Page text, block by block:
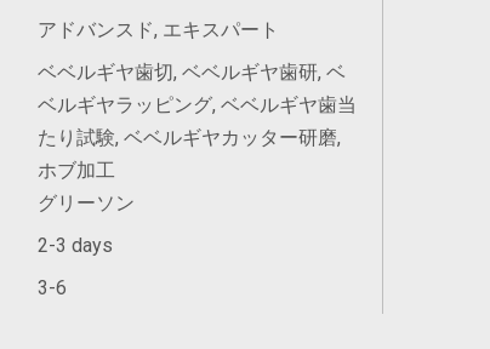
アドバンスド, エキスパート
ベベルギヤ歯切, ベベルギヤ歯研, ベ
ベルギヤラッピング, ベベルギヤ歯当
たり試験, ベベルギヤカッター研磨,
ホブ加工
グリーソン
2-3 days
3-6